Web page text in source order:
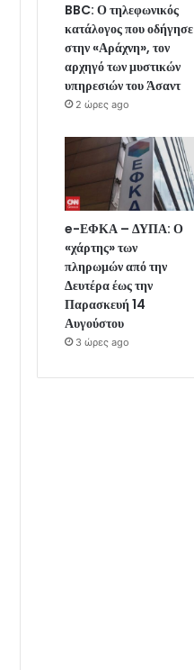
BBC: Ο τηλεφωνικός
κατάλογος που οδήγησε
στην «Αράχνη», τον
αρχηγό των μυστικών
υπηρεσιών του Άσαντ
2 ώρες ago
e-ΕΦΚΑ – ΔΥΠΑ: Ο
«χάρτης» των
πληρωμών από την
Δευτέρα έως την
Παρασκευή 14
Αυγούστου
3 ώρες ago